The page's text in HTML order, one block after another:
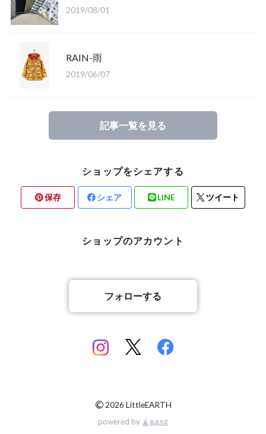
2019/08/01
RAIN-雨
2019/06/07
記事一覧を見る
ショップをシェアする
保存 シェア LINE ツイート
ショップのアカウント
フォローする
© 2026 LittleEARTH
powered by